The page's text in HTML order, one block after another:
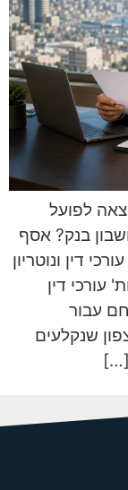
לפועל
בנק? אסף
דין ונוטריון
עורכי דין
עבור
שנקלעים
[…]